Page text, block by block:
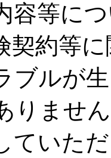
容等に
契約等
ブルが
りませ
ていた